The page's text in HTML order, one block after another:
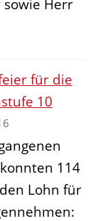
sowie Herr
für die
10
114
Lohn für